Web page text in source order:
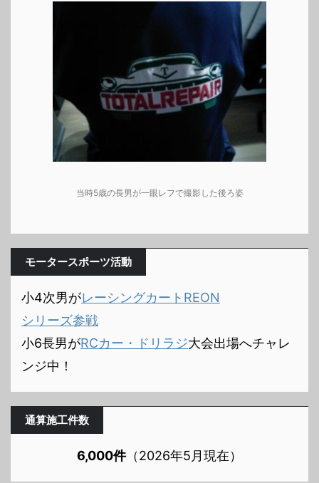
当時5歳の長男が一眼レフで撮影した後ろ姿
モータースポーツ活動
小4次男がレーシングカートREON
シリーズ参戦
小6長男がRCカー・ドリラジ大会出場へチャレ
ンジ中！
通算施工件数
6,000件（2026年5月現在）